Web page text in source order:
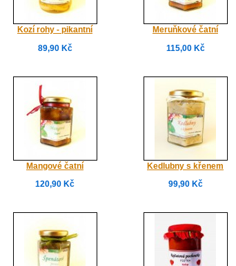
Kozí rohy - pikantní
89,90 Kč
Meruňkové čatní
115,00 Kč
Mangové čatní
120,90 Kč
Kedlubny s křenem
99,90 Kč